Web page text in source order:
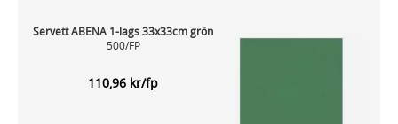
Servett ABENA 1-lags 33x33cm grön
500/FP
110,96 kr/fp